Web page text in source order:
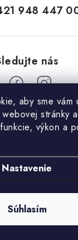
aby sme vám
stránky
výkon a
Nastavenie
Súhlasím
948 447
údajov
Dráb. Všetky